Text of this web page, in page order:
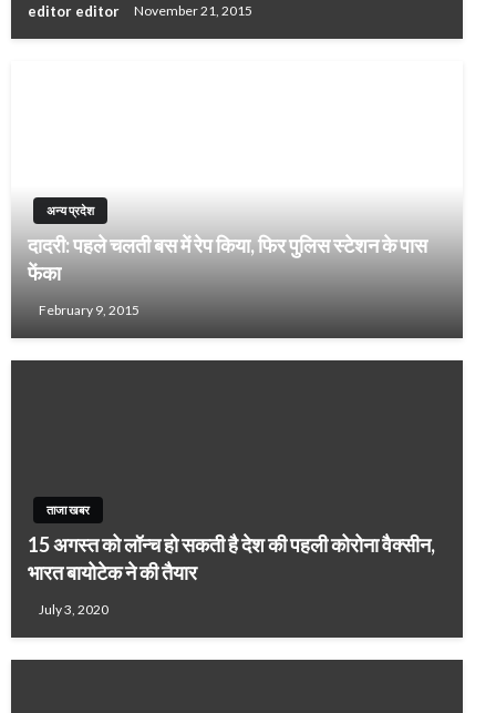
editor editor November 21, 2015
अन्य प्रदेश
दादरी: पहले चलती बस में रेप किया, फिर पुलिस स्टेशन के पास
फेंका
February 9, 2015
ताजा खबर
15 अगस्त को लॉन्च हो सकती है देश की पहली कोरोना वैक्सीन,
भारत बायोटेक ने की तैयार
July 3, 2020